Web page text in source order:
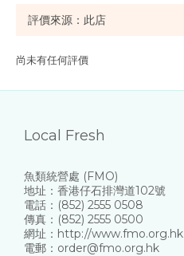
尚未有任何評價
Local Fresh
魚類統營處 (FMO)
地址：香港仔石排灣道102號
電話：(852) 2555 0508
傳真：(852) 2555 0500
網址：http://www.fmo.org.hk
電郵：order@fmo.org.hk